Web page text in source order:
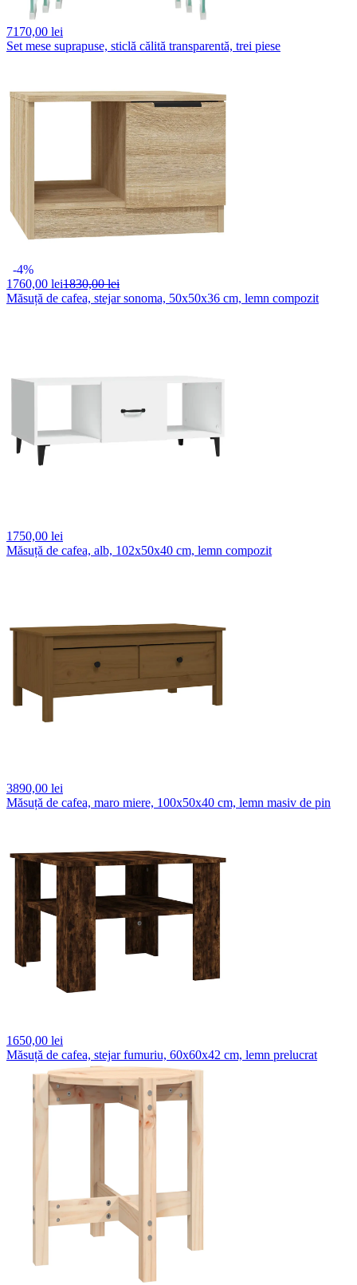
7170,00 lei
Set mese suprapuse, sticlă călită transparentă, trei piese
-4%
1760,00 lei1830,00 lei
Măsuță de cafea, stejar sonoma, 50x50x36 cm, lemn compozit
1750,00 lei
Măsuță de cafea, alb, 102x50x40 cm, lemn compozit
3890,00 lei
Măsuță de cafea, maro miere, 100x50x40 cm, lemn masiv de pin
1650,00 lei
Măsuță de cafea, stejar fumuriu, 60x60x42 cm, lemn prelucrat